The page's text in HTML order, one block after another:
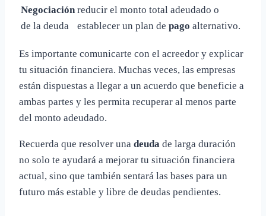
Negociación
de la deuda
reducir el monto total adeudado o
establecer un plan de pago alternativo.
Es importante comunicarte con el acreedor y explicar
tu situación financiera. Muchas veces, las empresas
están dispuestas a llegar a un acuerdo que beneficie a
ambas partes y les permita recuperar al menos parte
del monto adeudado.
Recuerda que resolver una deuda de larga duración
no solo te ayudará a mejorar tu situación financiera
actual, sino que también sentará las bases para un
futuro más estable y libre de deudas pendientes.